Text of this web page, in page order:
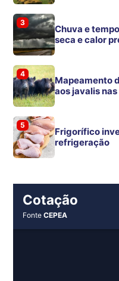
3
Chuva e
seca e calor
4
Mapeamento
aos javalis
5
Frigorífico
refrigeração
Cotação
FonteCEPEA